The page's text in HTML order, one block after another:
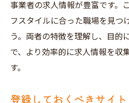
事業者の求人情報が豊富です。
フスタイルに合った職場を見つ
う。両者の特徴を理解し、目的
で、より効率的に求人情報を収
す。
登録しておくべきサイト